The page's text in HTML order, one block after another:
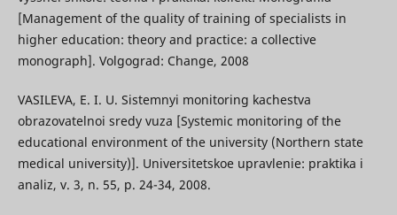
[Management of the quality of training of specialists in
higher education: theory and practice: a collective
monograph]. Volgograd: Change, 2008
VASILEVA, E. I. U. Sistemnyi monitoring kachestva
obrazovatelnoi sredy vuza [Systemic monitoring of the
educational environment of the university (Northern state
medical university)]. Universitetskoe upravlenie: praktika i
analiz, v. 3, n. 55, p. 24-34, 2008.